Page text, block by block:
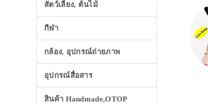
สัตว์เลี้ยง, ต้นไม้
กีฬา
กล้อง, อุปกรณ์ถ่ายภาพ
อุปกรณ์สื่อสาร
สินค้า Handmade,OTOP